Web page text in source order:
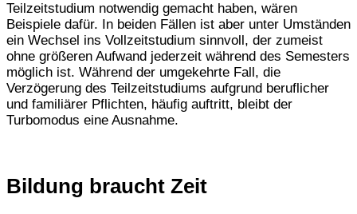
Teilzeitstudium notwendig gemacht haben, wären
Beispiele dafür. In beiden Fällen ist aber unter Umständen
ein Wechsel ins Vollzeitstudium sinnvoll, der zumeist
ohne größeren Aufwand jederzeit während des Semesters
möglich ist. Während der umgekehrte Fall, die
Verzögerung des Teilzeitstudiums aufgrund beruflicher
und familiärer Pflichten, häufig auftritt, bleibt der
Turbomodus eine Ausnahme.
Bildung braucht Zeit